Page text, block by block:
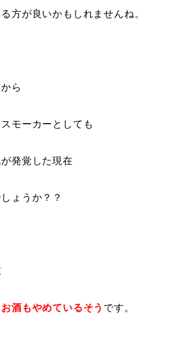
方が良いかもしれませんね。
ら
モーカーとしても
発覚した現在
ょうか？？
酒もやめているそう です。